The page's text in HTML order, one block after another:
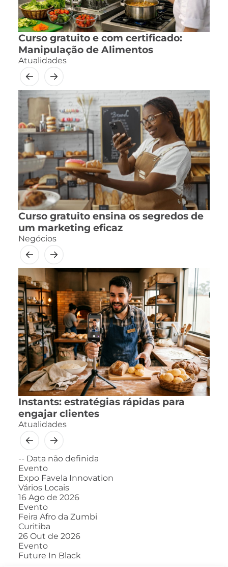
Curso gratuito e com certificado:
Manipulação de Alimentos
Atualidades
Curso gratuito ensina os segredos de
um marketing eficaz
Negócios
Instants: estratégias rápidas para
engajar clientes
Atualidades
-- Data não definida
Evento
Expo Favela Innovation
Vários Locais
16 Ago de 2026
Evento
Feira Afro da Zumbi
Curitiba
26 Out de 2026
Evento
Future In Black